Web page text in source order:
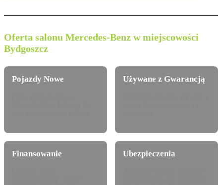
Oferta salonu Mercedes-Benz w miejscowości
Bydgoszcz
Pojazdy Nowe Używane z Gwarancją
Finansowanie Ubezpieczenia